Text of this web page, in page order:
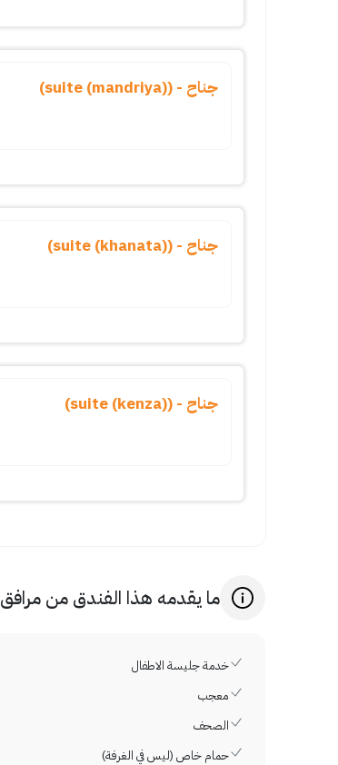
جناح - (suite (mandriya))
جناح - (suite (khanata))
جناح - (suite (kenza))
ما يقدمه هذا الفندق من مرافق
خدمة جليسة الاطفال
معجب
الصحف
حمام خاص (ليس في الغرفة)